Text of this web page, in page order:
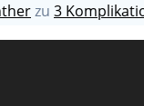
zu 3